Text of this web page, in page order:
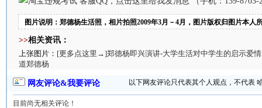
图片说明：郑德杨生活照，相片拍照2009年3月－4月，图片版权归图片本人
>>相关资讯：
上张图片： [更多点这里→]郑德杨即兴演讲-大学生活对中学生的启示爱
道郑德杨
网友评论&我要评论 以下网友评论只代表其个人观点，不代表
目前尚无相关评论！